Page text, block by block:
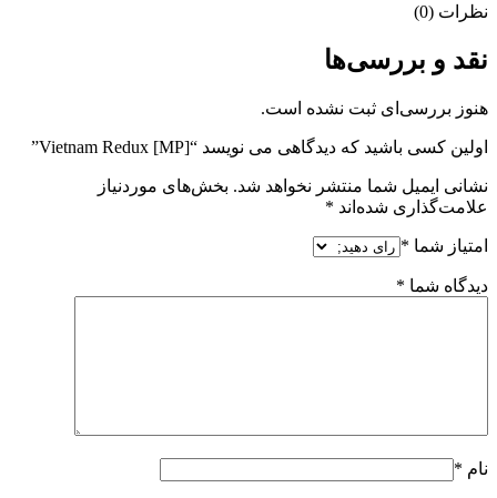
نظرات (0)
نقد و بررسی‌ها
هنوز بررسی‌ای ثبت نشده است.
اولین کسی باشید که دیدگاهی می نویسد “Vietnam Redux [MP]”
نشانی ایمیل شما منتشر نخواهد شد. بخش‌های موردنیاز
علامت‌گذاری شده‌اند *
امتیاز شما *
دیدگاه شما *
نام *